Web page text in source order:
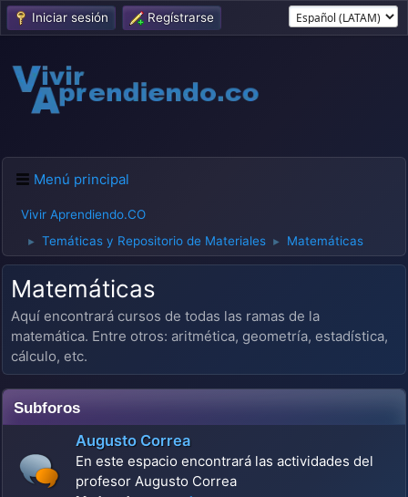
Iniciar sesión Regístrarse
Menú principal
Vivir Aprendiendo.CO
► Temáticas y Repositorio de Materiales ► Matemáticas
Matemáticas
Aquí encontrará cursos de todas las ramas de la
matemática. Entre otros: aritmética, geometría, estadística,
cálculo, etc.
Subforos
Augusto Correa
En este espacio encontrará las actividades del
profesor Augusto Correa